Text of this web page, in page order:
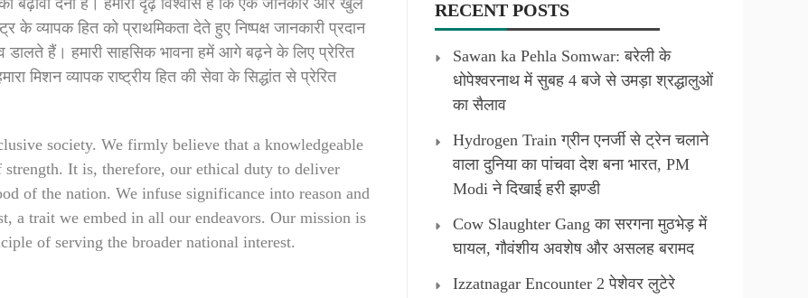
बढ़ावा देना है। हमारा दृढ़ विश्वास है कि एक जानकार और खुले
के व्यापक हित को प्राथमिकता देते हुए निष्पक्ष जानकारी प्रदान
डालते हैं। हमारी साहसिक भावना हमें आगे बढ़ने के लिए प्रेरित
मिशन व्यापक राष्ट्रीय हित की सेवा के सिद्धांत से प्रेरित
society. We firmly believe that a knowledgeable
It is, therefore, our ethical duty to deliver
of the nation. We infuse significance into reason and
a trait we embed in all our endeavors. Our mission is
of serving the broader national interest.
RECENT POSTS
Sawan ka Pehla Somwar: बरेली के
धोपेश्वरनाथ में सुबह 4 बजे से उमड़ा श्रद्धालुओं
का सैलाव
Hydrogen Train ग्रीन एनर्जी से ट्रेन चलाने
वाला दुनिया का पांचवा देश बना भारत, PM
Modi ने दिखाई हरी झण्डी
Cow Slaughter Gang का सरगना मुठभेड़ में
घायल, गौवंशीय अवशेष और असलह बरामद
Izzatnagar Encounter 2 पेशेवर लुटेरे